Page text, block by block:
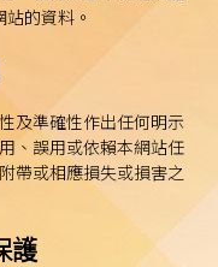
的資料。
及準確性作出任何明示
、誤用或依賴本網站任
帶或相應損失或損害之
護